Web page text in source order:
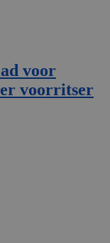
voor
voorritser